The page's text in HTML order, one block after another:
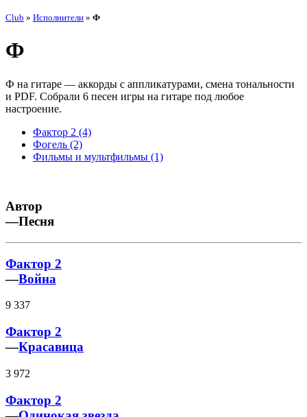
Club » Исполнители » Ф
Ф
Ф на гитаре — аккорды с аппликатурами, смена тональности
и PDF. Собрали 6 песен игры на гитаре под любое
настроение.
Фактор 2 (4)
Фогель (2)
Фильмы и мультфильмы (1)
Автор
—Песня
Фактор 2
—Война
9 337
Фактор 2
—Красавица
3 972
Фактор 2